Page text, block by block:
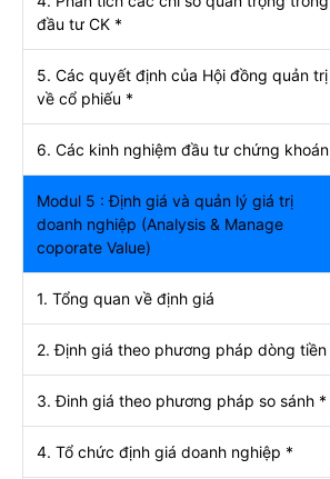
đầu tư CK *
5. Các quyết định của Hội đồng quản trị
về cổ phiếu *
6. Các kinh nghiệm đầu tư chứng khoán
Modul 5 : Định giá và quản lý giá trị
doanh nghiệp (Analysis & Manage
coporate Value)
1. Tổng quan về định giá
2. Định giá theo phương pháp dòng tiền
3. Đinh giá theo phương pháp so sánh *
4. Tổ chức định giá doanh nghiệp *